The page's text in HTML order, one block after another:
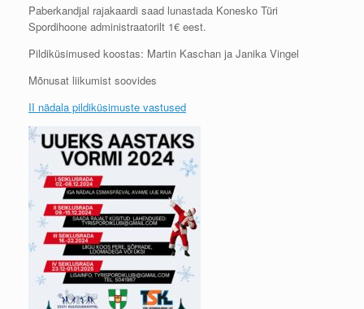
Paberkandjal rajakaardi saad lunastada Konesko Türi
Spordihoone administraatorilt 1€ eest.
Pildiküsimused koostas: Martin Kaschan ja Janika Vingel
Mõnusat liikumist soovides
II nädala pildiküsimuste vastused